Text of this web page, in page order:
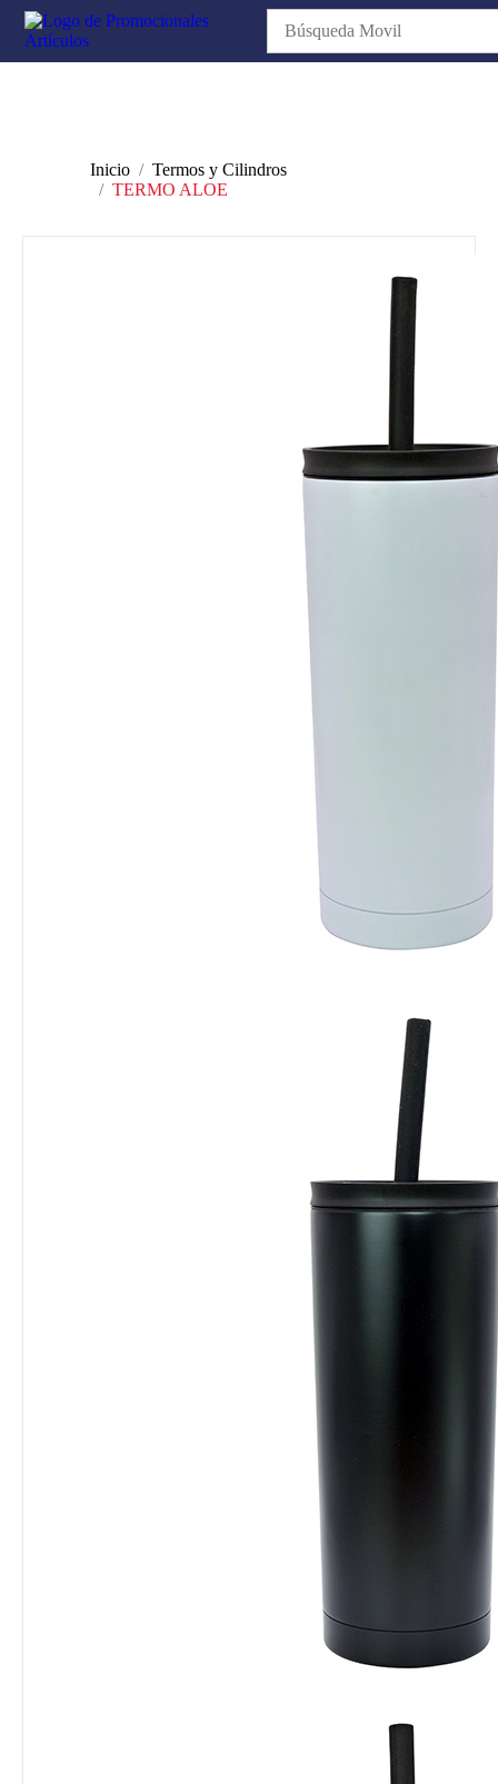
Inicio
Termos y Cilindros
TERMO ALOE